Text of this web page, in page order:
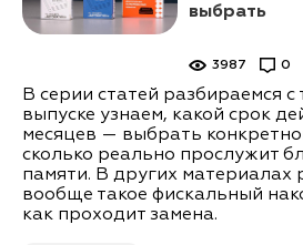
выбрать
3987 0
В серии статей разбираемся
выпуске узнаем, какой срок
месяцев — выбрать
сколько реально прослужит
памяти. В других материалах
вообще такое фискальный
как проходит замена.